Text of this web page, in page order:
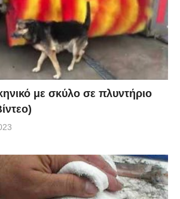
με σκύλο σε πλυντήριο